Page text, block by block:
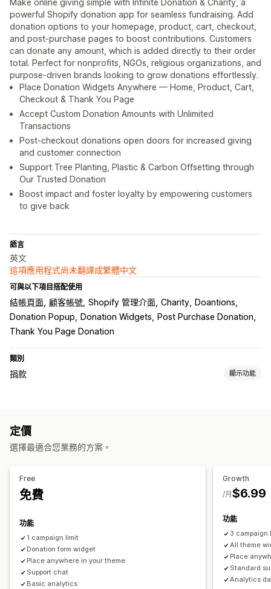
Make online giving simple with Infinite Donation & Charity, a
powerful Shopify donation app for seamless fundraising. Add
donation options to your homepage, product, cart, checkout,
and post-purchase pages to boost contributions. Customers
can donate any amount, which is added directly to their order
total. Perfect for nonprofits, NGOs, religious organizations, and
purpose-driven brands looking to grow donations effortlessly.
Place Donation Widgets Anywhere — Home, Product, Cart,
Checkout & Thank You Page
Accept Custom Donation Amounts with Unlimited
Transactions
Post-checkout donations open doors for increased giving
and customer connection
Support Tree Planting, Plastic & Carbon Offsetting through
Our Trusted Donation
Boost impact and foster loyalty by empowering customers
to give back
語言
英文
這項應用程式尚未翻譯成繁體中文
可與以下項目搭配使用
結帳頁面 顧客帳號 Shopify 管理介面 Charity
Doantions
Donation Popup
Donation Widgets
Post Purchase Donation
Thank You Page Donation
類別
捐款 顯示功能
自訂公益贊助內容
自訂
定價
選擇最適合您業務的方案。
Free
免費
功能
1 campaign limit
Donation form widget
Place anywhere in your theme
Support chat
Basic analytics
Growth
$6.99
/月
功能
3 campaign
All theme
Place
Standard
Analytics